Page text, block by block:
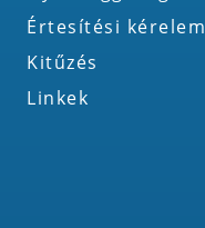
Értesítési kérelem
Kitűzés
Linkek